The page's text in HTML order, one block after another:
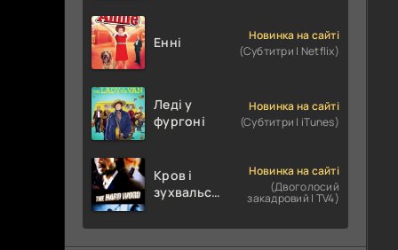
Енні
Новинка на сайті
(Субтитри | Netflix)
Леді у
фургоні
Новинка на сайті
(Субтитри | iTunes)
Кров і
зухвальство
пограбування
Новинка на сайті
(Двоголосий
закадровий | TV4)